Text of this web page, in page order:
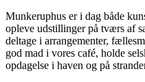
Munkeruphus er i dag både
opleve udstillinger på tværs af
deltage i arrangementer,
god mad i vores café, holde
opdagelse i haven og på